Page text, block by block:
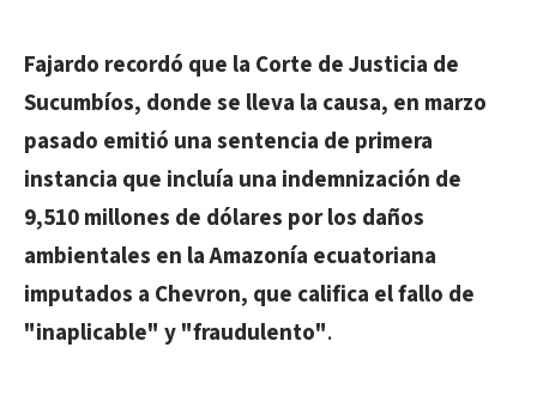
Fajardo recordó que la Corte de Justicia de
Sucumbíos, donde se lleva la causa, en marzo
pasado emitió una sentencia de primera
instancia que incluía una indemnización de
9,510 millones de dólares por los daños
ambientales en la Amazonía ecuatoriana
imputados a Chevron, que califica el fallo de
"inaplicable" y "fraudulento".